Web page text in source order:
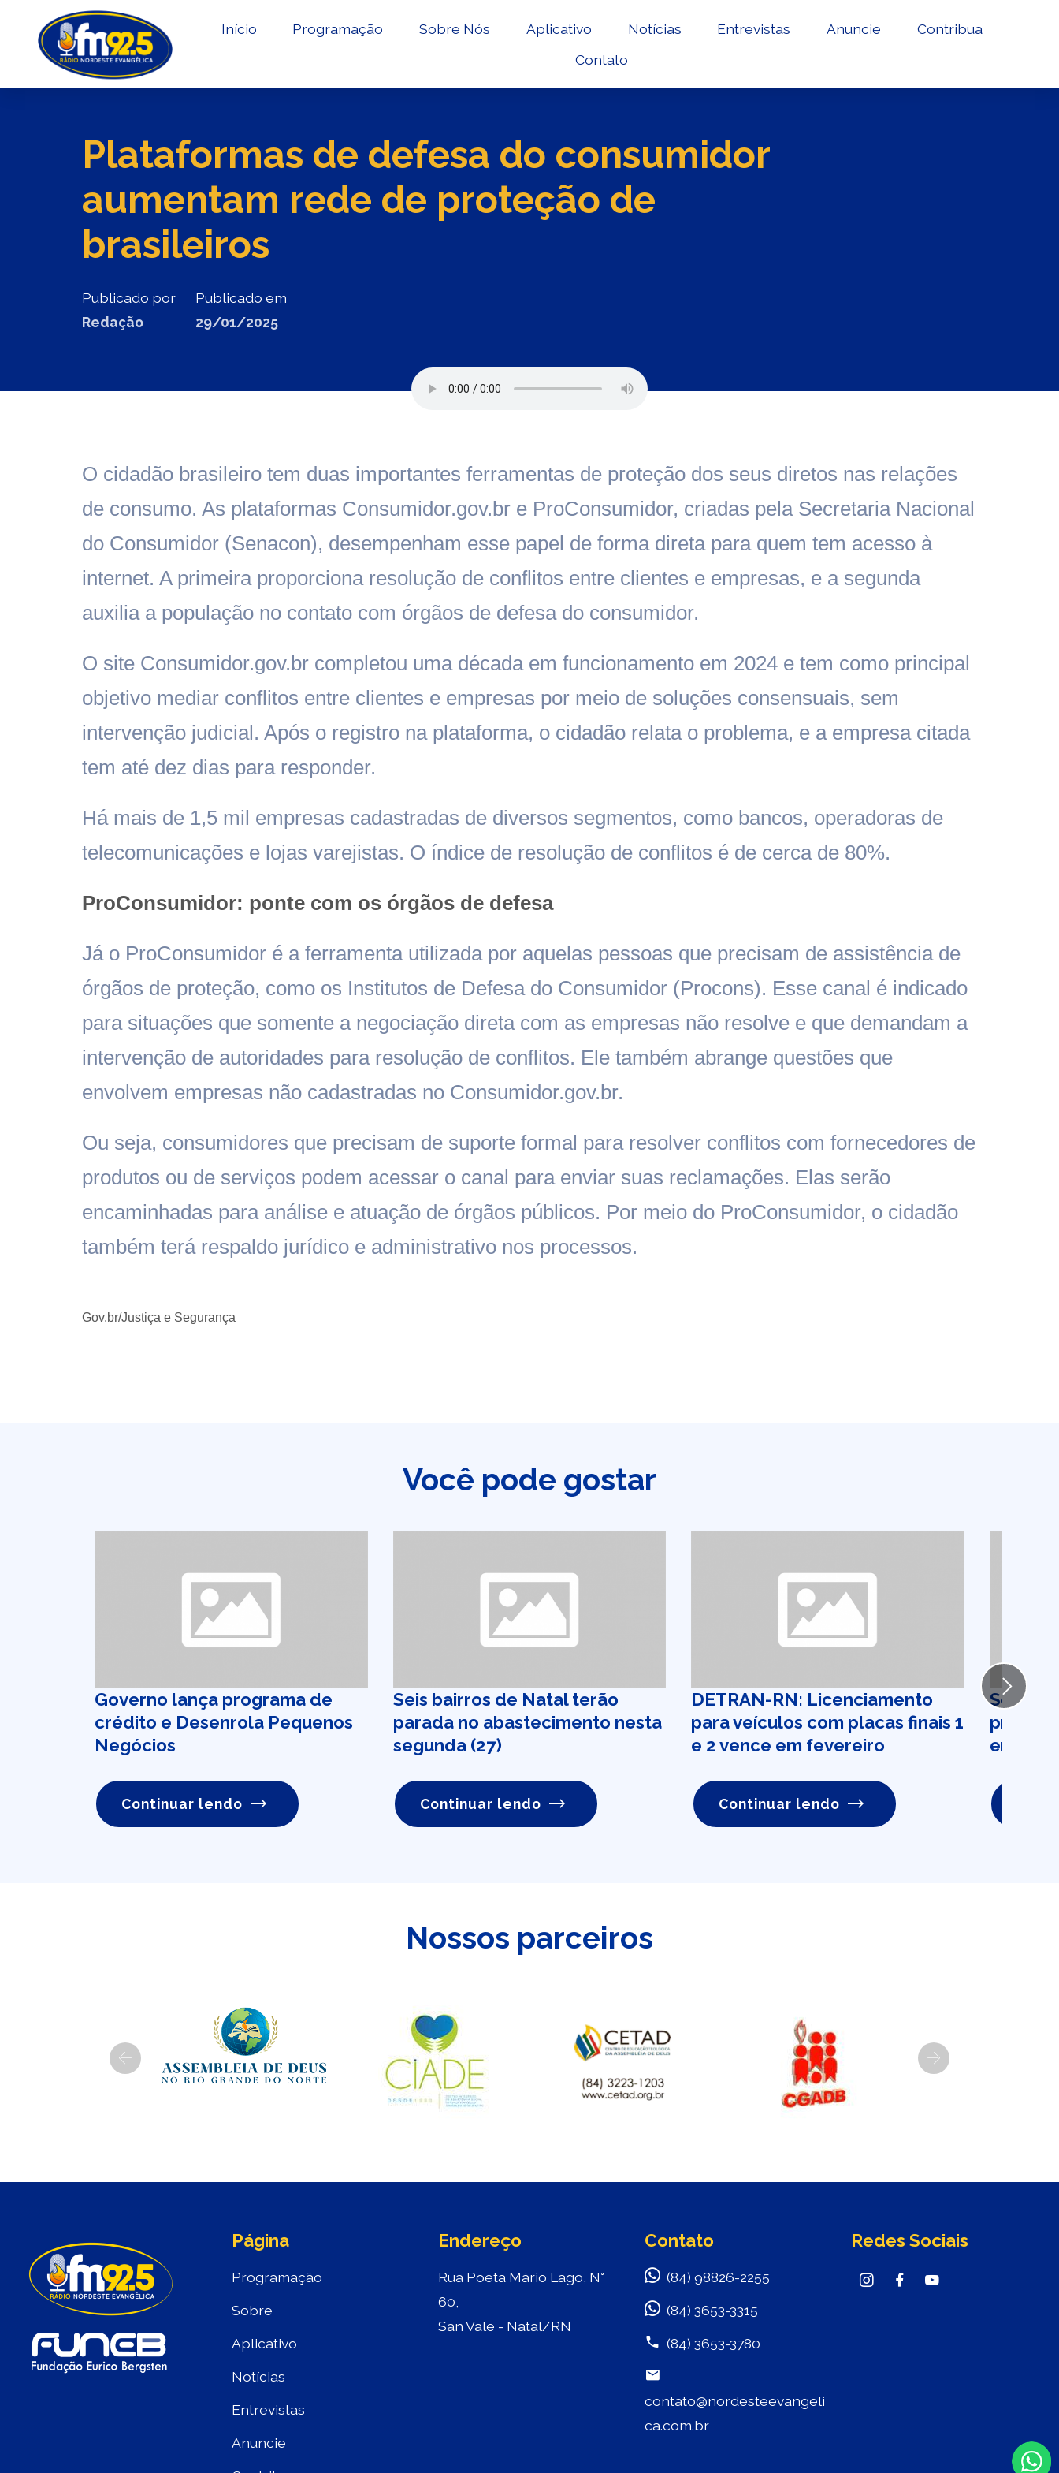
Início Programação Sobre Nós Aplicativo Notícias Entrevistas Anuncie
Contribua
Contato
Plataformas de defesa do consumidor
aumentam rede de proteção de
brasileiros
Publicado por
Redação
Publicado em
29/01/2025
O cidadão brasileiro tem duas importantes ferramentas de proteção dos seus diretos nas relações
de consumo. As plataformas Consumidor.gov.br e ProConsumidor, criadas pela Secretaria Nacional
do Consumidor (Senacon), desempenham esse papel de forma direta para quem tem acesso à
internet. A primeira proporciona resolução de conflitos entre clientes e empresas, e a segunda
auxilia a população no contato com órgãos de defesa do consumidor.
O site Consumidor.gov.br completou uma década em funcionamento em 2024 e tem como principal
objetivo mediar conflitos entre clientes e empresas por meio de soluções consensuais, sem
intervenção judicial. Após o registro na plataforma, o cidadão relata o problema, e a empresa citada
tem até dez dias para responder.
Há mais de 1,5 mil empresas cadastradas de diversos segmentos, como bancos, operadoras de
telecomunicações e lojas varejistas. O índice de resolução de conflitos é de cerca de 80%.
ProConsumidor: ponte com os órgãos de defesa
Já o ProConsumidor é a ferramenta utilizada por aquelas pessoas que precisam de assistência de
órgãos de proteção, como os Institutos de Defesa do Consumidor (Procons). Esse canal é indicado
para situações que somente a negociação direta com as empresas não resolve e que demandam a
intervenção de autoridades para resolução de conflitos. Ele também abrange questões que
envolvem empresas não cadastradas no Consumidor.gov.br.
Ou seja, consumidores que precisam de suporte formal para resolver conflitos com fornecedores de
produtos ou de serviços podem acessar o canal para enviar suas reclamações. Elas serão
encaminhadas para análise e atuação de órgãos públicos. Por meio do ProConsumidor, o cidadão
também terá respaldo jurídico e administrativo nos processos.
Gov.br/Justiça e Segurança
Você pode gostar
Governo lança programa de
crédito e Desenrola Pequenos
Negócios
Continuar lendo
Seis bairros de Natal terão
parada no abastecimento nesta
segunda (27)
Continuar lendo
DETRAN-RN: Licenciamento
para veículos com placas finais 1
e 2 vence em fevereiro
Continuar lendo
Sesc
projeto
em
Next
Nossos parceiros
Previous Next
Página
Programação
Sobre
Aplicativo
Notícias
Entrevistas
Anuncie
Endereço
Rua Poeta Mário Lago, N°
60,
San Vale - Natal/RN
Contato
(84) 98826-2255
(84) 3653-3315
(84) 3653-3780
contato@nordesteevangeli
ca.com.br
Redes Sociais